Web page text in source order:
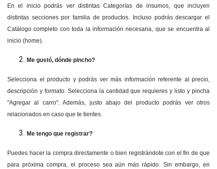
En el inicio podrás ver distintas Categorías de insumos, que incluyen
distintas secciones por familia de productos. Incluso podrás descargar el
Catálogo completo con toda la información necesaria, que se encuentra al
inicio (home).
Me gustó, dónde pincho?
Selecciona el producto y podrás ver más información referente al precio,
descripción y formato. Selecciona la cantidad que requieres y listo y pincha
"Agregar al carro". Además, justo abajo del producto podrás ver otros
relacionados en caso que te tientes.
Me tengo que registrar?
Puedes hacer la compra directamente o bien registrándote con el fin de que
para próxima compra, el proceso sea aún más rápido. Sin embargo, en